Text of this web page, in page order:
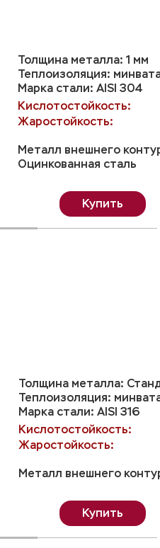
Толщина металла: 1 мм
Теплоизоляция:
Марка стали: AISI 304
Кислотостойкость:
Жаростойкость:
Металл внешнего
Оцинкованная сталь
Купить
Толщина металла:
Теплоизоляция:
Марка стали: AISI 316
Кислотостойкость:
Жаростойкость:
Металл внешнего
Купить